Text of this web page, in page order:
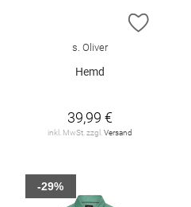
WUNSCHLISTE HINZUFÜGEN
ZUR
s. Oliver
Hemd
39,99 €
inkl. MwSt. zzgl. Versand
-29%